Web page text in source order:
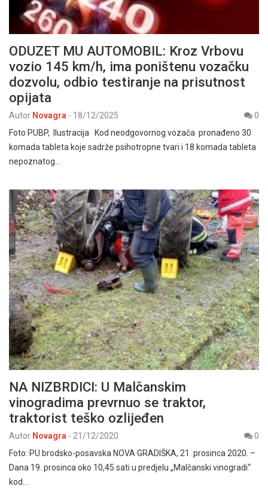
ODUZET MU AUTOMOBIL: Kroz Vrbovu
vozio 145 km/h, ima poništenu vozačku
dozvolu, odbio testiranje na prisutnost
opijata
Autor Novagra - 18/12/2025
0
Foto PUBP, Ilustracija Kod neodgovornog vozača pronađeno 30
komada tableta koje sadrže psihotropne tvari i 18 komada tableta
nepoznatog…
NA NIZBRDICI: U Malčanskim
vinogradima prevrnuo se traktor,
traktorist teško ozlijeđen
Autor Novagra - 21/12/2020
0
Foto: PU brodsko-posavska NOVA GRADIŠKA, 21. prosinca 2020. –
Dana 19. prosinca oko 10,45 sati u predjelu „Malčanski vinogradi“
kod…